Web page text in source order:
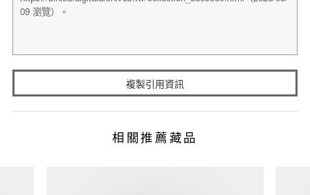
複製引用資訊
相關推薦藏品